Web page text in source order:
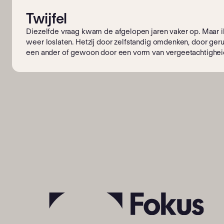
Twijfel
Diezelfde vraag kwam de afgelopen jaren vaker op. Maar
weer loslaten. Hetzij door zelfstandig omdenken, door
een ander of gewoon door een vorm van
vrijheid. Ondanks mijn beperkingen en het fysieke